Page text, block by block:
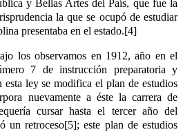
y Bellas Artes del País, que fue la
la que se ocupó de estudiar
presentaba en el estado.[4]
los observamos en 1912, año en el
7 de instrucción preparatoria y
ley se modifica el plan de estudios
nuevamente a éste la carrera de
cursar hasta el tercer año del
un retroceso[5]; este plan de estudios